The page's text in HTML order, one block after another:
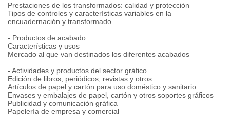
Prestaciones de los transformados: calidad y protección
Tipos de controles y características variables en la
encuadernación y transformado
- Productos de acabado
Características y usos
Mercado al que van destinados los diferentes acabados
- Actividades y productos del sector gráfico
Edición de libros, periódicos, revistas y otros
Artículos de papel y cartón para uso doméstico y sanitario
Envases y embalajes de papel, cartón y otros soportes gráficos
Publicidad y comunicación gráfica
Papelería de empresa y comercial